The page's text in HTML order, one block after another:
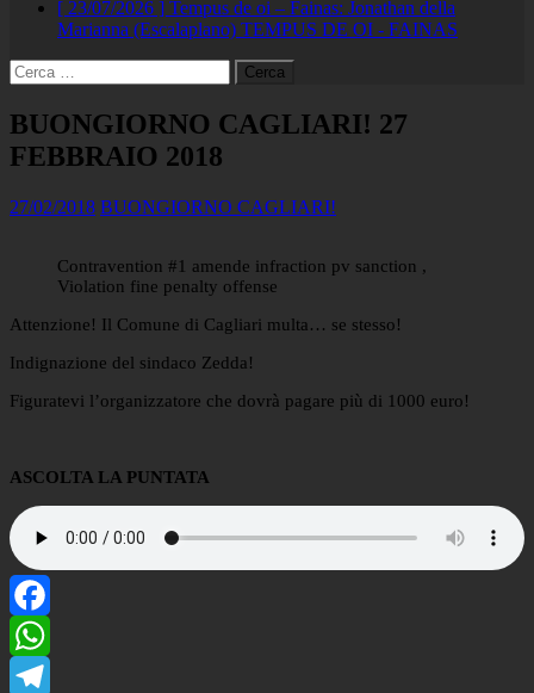
[ 23/07/2026 ] Tempus de oi – Fainas: Jonathan della
Marianna (Escalaplano) TEMPUS DE OI - FAINAS
Ricerca
per:
BUONGIORNO CAGLIARI! 27
FEBBRAIO 2018
27/02/2018 BUONGIORNO CAGLIARI!
Contravention #1 amende infraction pv sanction ,
Violation fine penalty offense
Attenzione! Il Comune di Cagliari multa… se stesso!
Indignazione del sindaco Zedda!
Figuratevi l’organizzatore che dovrà pagare più di 1000 euro!
ASCOLTA LA PUNTATA
Facebook
WhatsApp